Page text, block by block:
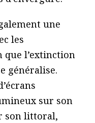
une
les
que l’extinction
généralise.
sur son
son littoral,